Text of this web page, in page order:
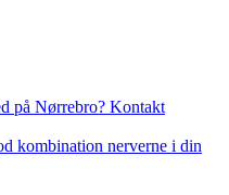
på Nørrebro? Kontakt
kombination nerverne i din